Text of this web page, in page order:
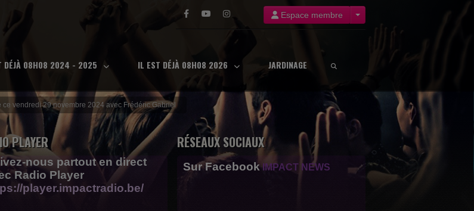
Espace membre
DÉJÀ 08H08 2024 - 2025 IL EST DÉJÀ 08H08 2026 JARDINAGE
vendredi 29 novembre 2024 avec Frédéric Gabriel
PLAYER
nous partout en direct
Radio Player
player.impactradio.be/
RÉSEAUX SOCIAUX
Sur Facebook IMPACT NEWS